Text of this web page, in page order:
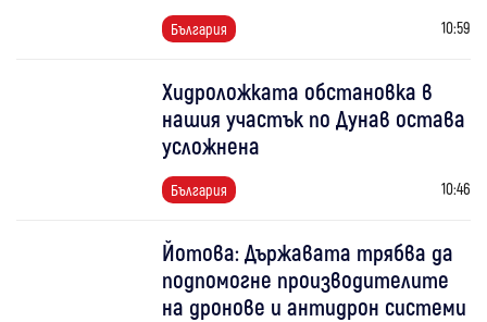
България 10:59
Хидроложката обстановка в
нашия участък по Дунав остава
усложнена
България 10:46
Йотова: Държавата трябва да
подпомогне производителите
на дронове и антидрон системи